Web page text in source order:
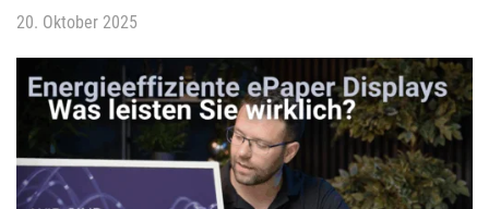
20. Oktober 2025